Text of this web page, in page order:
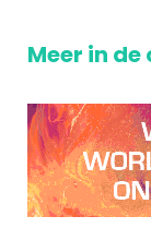
Meer in